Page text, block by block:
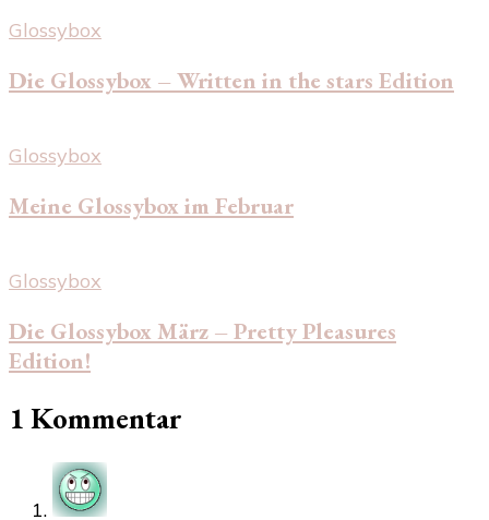
Glossybox
Die Glossybox – Written in the stars Edition
Glossybox
Meine Glossybox im Februar
Glossybox
Die Glossybox März – Pretty Pleasures
Edition!
1 Kommentar